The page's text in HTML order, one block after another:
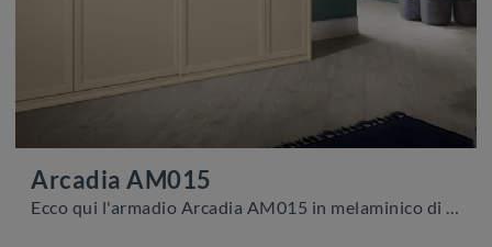
Arcadia AM015
Ecco qui l'armadio Arcadia AM015 in melaminico di Colombini Casa! Un ricco catalogo di armadi a muro con ante battenti.